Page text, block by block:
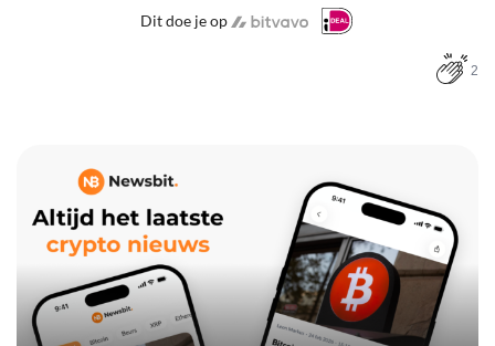
Dit doe je op
2